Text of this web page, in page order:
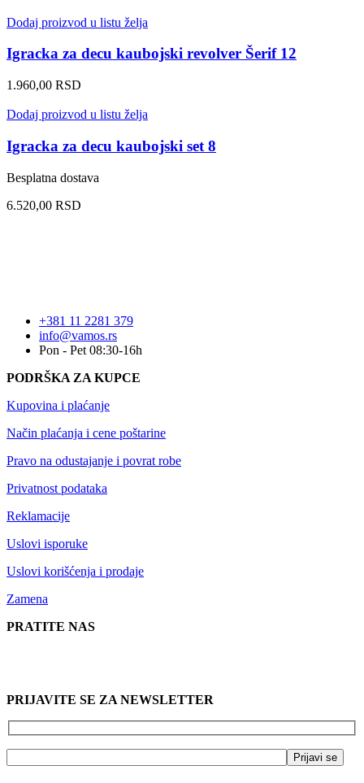
Dodaj proizvod u listu želja
Igracka za decu kaubojski revolver Šerif 12
1.960,00 RSD
Dodaj proizvod u listu želja
Igracka za decu kaubojski set 8
Besplatna dostava
6.520,00 RSD
+381 11 2281 379
info@vamos.rs
Pon - Pet 08:30-16h
PODRŠKA ZA KUPCE
Kupovina i plaćanje
Način plaćanja i cene poštarine
Pravo na odustajanje i povrat robe
Privatnost podataka
Reklamacije
Uslovi isporuke
Uslovi korišćenja i prodaje
Zamena
PRATITE NAS
PRIJAVITE SE ZA NEWSLETTER